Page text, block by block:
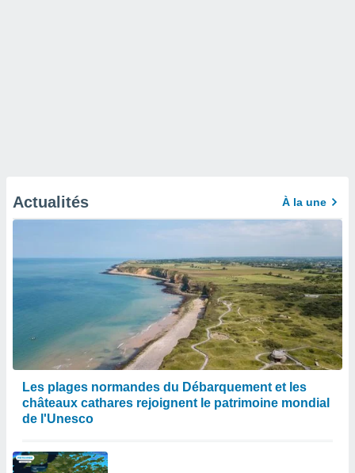
Actualités À la une
Les plages normandes du Débarquement et les
châteaux cathares rejoignent le patrimoine mondial
de l'Unesco